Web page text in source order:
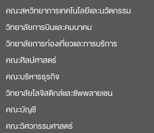
คณะสหวิทยาการเทคโนโลยีและนวัตกรรม
วิทยาลัยการบินและคมนาคม
วิทยาลัยการท่องเที่ยวและการบริการ
คณะศิลปศาสตร์
คณะบริหารธุรกิจ
วิทยาลัยโลจิสติกส์และซัพพลายเชน
คณะบัญชี
คณะวิศวกรรมศาสตร์